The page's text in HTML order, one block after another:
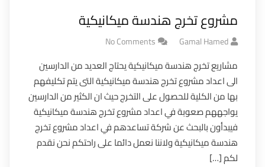
مشروع تخرج هندسة ميكانيكية
Gamal Hamed
No Comments
مشاريع تخرج هندسة ميكانيكية يحتاج العديد من الدارسين
الى اعداد مشروع تخرج هندسة ميكانيكية التى يتم تكليفهم
بها من الكلية للحصول على التخرج حيث ان الكثير من الدارسين
يواجههم صعوبة في اعداد مشروع تخرج هندسة ميكانيكية
فيبدأون بالبحث عن شركة تساعدهم في اعداد مشروع تخرج
هندسة ميكانيكية ولاننا نعمل دائما على راحتكم نحن نقدم
لكم […]